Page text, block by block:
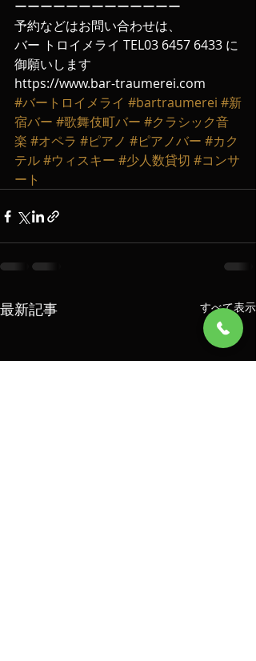
ーーーーーーーーーーーーー
予約などはお問い合わせは、
バー トロイメライ TEL03 6457 6433 に
御願いします
https://www.bar-traumerei.com
#バートロイメライ #bartraumerei #新
宿バー #歌舞伎町バー #クラシック音
楽 #オペラ #ピアノ #ピアノバー #カク
テル#ウィスキー #少人数貸切 #コンサ
ート
最新記事 すべて表示